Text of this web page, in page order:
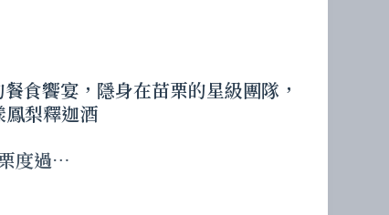
食饗宴，隱身在苗栗的星級團隊，
梨釋迦酒
度過…